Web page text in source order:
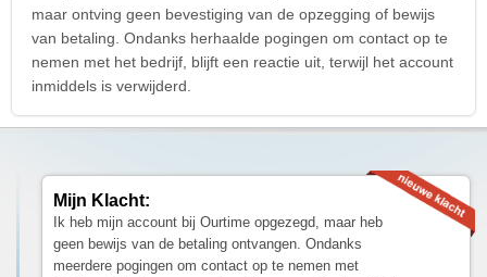
maar ontving geen bevestiging van de opzegging of bewijs
van betaling. Ondanks herhaalde pogingen om contact op te
nemen met het bedrijf, blijft een reactie uit, terwijl het account
inmiddels is verwijderd.
Mijn Klacht:
Ik heb mijn account bij Ourtime opgezegd, maar heb
geen bewijs van de betaling ontvangen. Ondanks
meerdere pogingen om contact op te nemen met